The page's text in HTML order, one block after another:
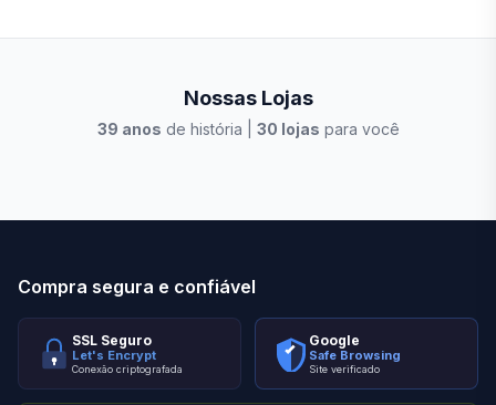
Nossas Lojas
39 anos de história | 30 lojas para você
Compra segura e confiável
SSL Seguro
Let's Encrypt
Conexão criptografada
Google
Safe Browsing
Site verificado